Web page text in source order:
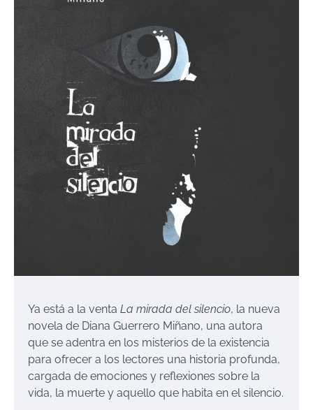
Ya está a la venta La mirada del silencio, la nueva
novela de Diana Guerrero Miñano, una autora
que se adentra en los misterios de la existencia
para ofrecer a los lectores una historia profunda,
cargada de emociones y reflexiones sobre la
vida, la muerte y aquello que habita en el silencio.